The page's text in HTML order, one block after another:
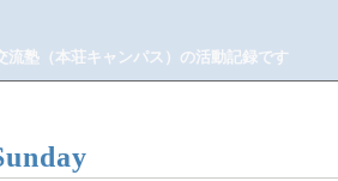
流塾（本荘キャンパス）の活動記録です